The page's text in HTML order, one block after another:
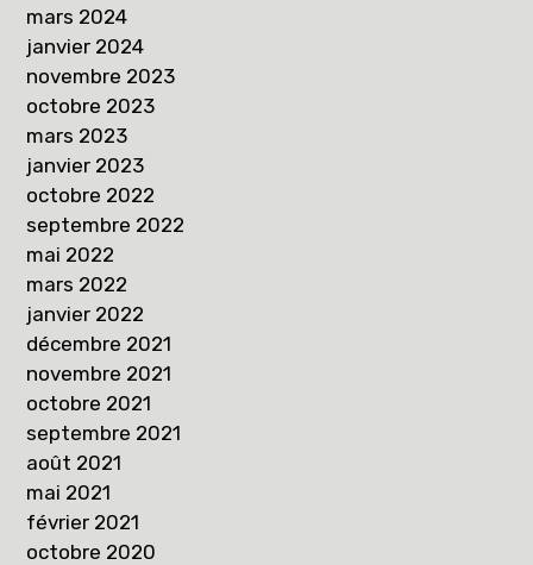
mars 2024
janvier 2024
novembre 2023
octobre 2023
mars 2023
janvier 2023
octobre 2022
septembre 2022
mai 2022
mars 2022
janvier 2022
décembre 2021
novembre 2021
octobre 2021
septembre 2021
août 2021
mai 2021
février 2021
octobre 2020